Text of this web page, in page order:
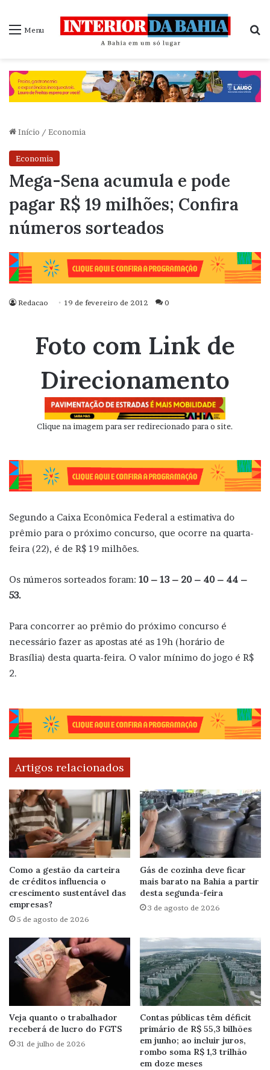
Menu
Início / Economia
Economia
Mega-Sena acumula e pode
pagar R$ 19 milhões; Confira
números sorteados
Redacao 19 de fevereiro de 2012 0
Foto com Link de
Direcionamento
Clique na imagem para ser redirecionado para o site.
Segundo a Caixa Econômica Federal a estimativa do
prêmio para o próximo concurso, que ocorre na quarta-
feira (22), é de R$ 19 milhões.
Os números sorteados foram: 10 – 13 – 20 – 40 – 44 –
53.
Para concorrer ao prêmio do próximo concurso é
necessário fazer as apostas até as 19h (horário de
Brasília) desta quarta-feira. O valor mínimo do jogo é R$
2.
Artigos relacionados
Como a gestão da carteira
de créditos influencia o
crescimento sustentável das
empresas?
5 de agosto de 2026
Gás de cozinha deve ficar
mais barato na Bahia a partir
desta segunda-feira
3 de agosto de 2026
Veja quanto o trabalhador
receberá de lucro do FGTS
31 de julho de 2026
Contas públicas têm déficit
primário de R$ 55,3 bilhões
em junho; ao incluir juros,
rombo soma R$ 1,3 trilhão
em doze meses